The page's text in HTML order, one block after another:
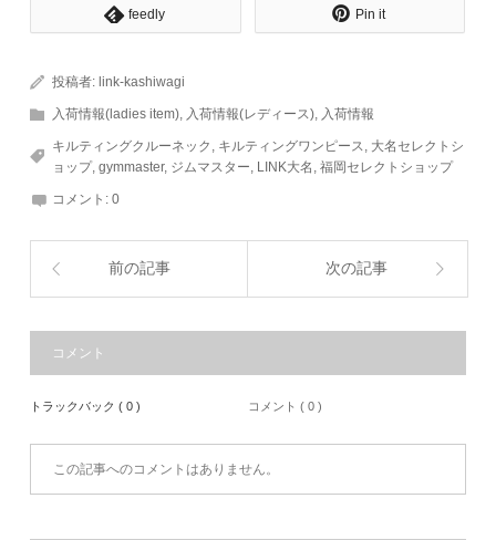
feedly Pin it
投稿者: link-kashiwagi
入荷情報(ladies item), 入荷情報(レディース), 入荷情報
キルティングクルーネック , キルティングワンピース, 大名セレクトシ
ョップ,gymmaster, ジムマスター, LINK大名 ,福岡セレクトショップ
コメント:0
前の記事 次の記事
コメント
トラックバック ( 0 ) コメント ( 0 )
この記事へのコメントはありません。